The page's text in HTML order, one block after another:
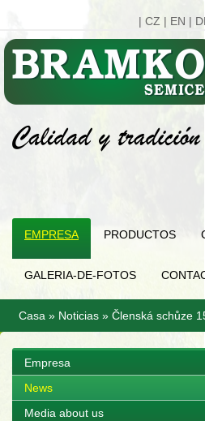
| CZ | EN |
EMPRESA PRODUCTOS
GALERIA-DE-FOTOS
Casa » Noticias » Členská schůze
Empresa
News
Media about us